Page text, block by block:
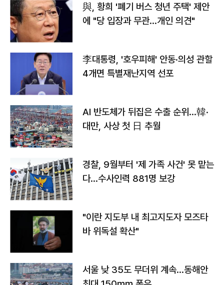
與, 황희 '폐기 버스 청년 주택' 제안
에 "당 입장과 무관…개인 의견"
李대통령, '호우피해' 안동·의성 관할
4개면 특별재난지역 선포
AI 반도체가 뒤집은 수출 순위…韓·
대만, 사상 첫 日 추월
경찰, 9월부터 '제 가족 사건' 못 맡는
다…수사인력 881명 보강
"이란 지도부 내 최고지도자 모즈타
바 위독설 확산"
서울 낮 35도 무더위 계속…동해안